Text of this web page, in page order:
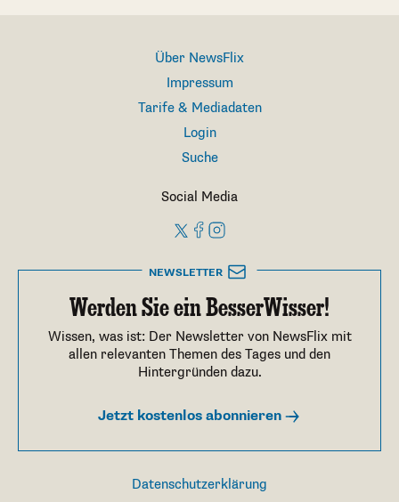
Über NewsFlix
Impressum
Tarife & Mediadaten
Login
Suche
Social Media
NEWSLETTER
Werden Sie ein BesserWisser!
Wissen, was ist: Der Newsletter von NewsFlix mit
allen relevanten Themen des Tages und den
Hintergründen dazu.
Jetzt kostenlos abonnieren
Datenschutzerklärung